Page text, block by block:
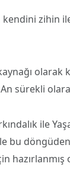
kendini zihin
sürekli
ile
bu